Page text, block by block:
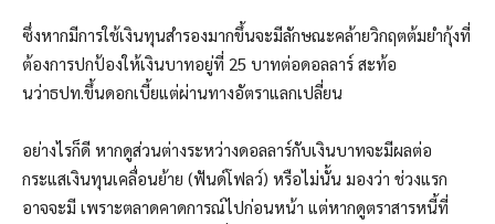
ซึ่งหากมีการใช้เงินทุนสำรองมากขึ้นจะมีลักษณะคล้ายวิกฤตต้มยำกุ้งที่
ต้องการปกป้องให้เงินบาทอยู่ที่ 25 บาทต่อดอลลาร์ สะท้อ
นว่าธปท.ขึ้นดอกเบี้ยแต่ผ่านทางอัตราแลกเปลี่ยน
อย่างไรก็ดี หากดูส่วนต่างระหว่างดอลลาร์กับเงินบาทจะมีผลต่อ
กระแสเงินทุนเคลื่อนย้าย (ฟันด์โฟลว์) หรือไม่นั้น มองว่า ช่วงแรก
อาจจะมี เพราะตลาดคาดการณ์ไปก่อนหน้า แต่หากดูตราสารหนี้ที่